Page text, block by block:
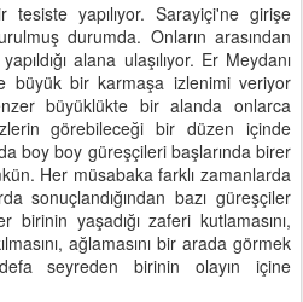
tesiste yapılıyor. Sarayiçi'ne girişe
durumda. Onların arasından
alana ulaşılıyor. Er Meydanı
büyük bir karmaşa izlenimi veriyor
büyüklükte bir alanda onlarca
görebileceği bir düzen içinde
boy boy güreşçileri başlarında birer
Her müsabaka farklı zamanlarda
sonuçlandığından bazı güreşçiler
yaşadığı zaferi kutlamasını,
ağlamasını bir arada görmek
seyreden birinin olayın içine